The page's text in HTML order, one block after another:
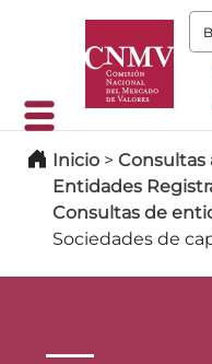
Inicio > Consultas
Entidades
Consultas de
Sociedades de